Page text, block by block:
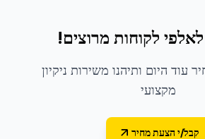
לקוחות מרוצים!
עוד היום ותיהנו משירות ניקיון
מקצועי
קבל/י הצעת מחיר